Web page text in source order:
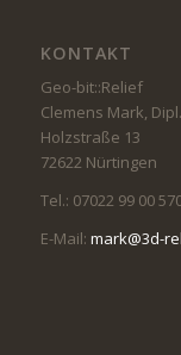
KONTAKT
Geo-bit::Relief
Clemens Mark,
Holzstraße 13
72622 Nürtingen
Tel.: 07022 99 00
E-Mail: mark@3d-